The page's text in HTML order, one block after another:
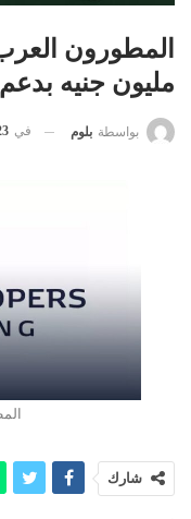
مليون جنيه
بواسطة بلوم في 23 أبريل ,
شارك